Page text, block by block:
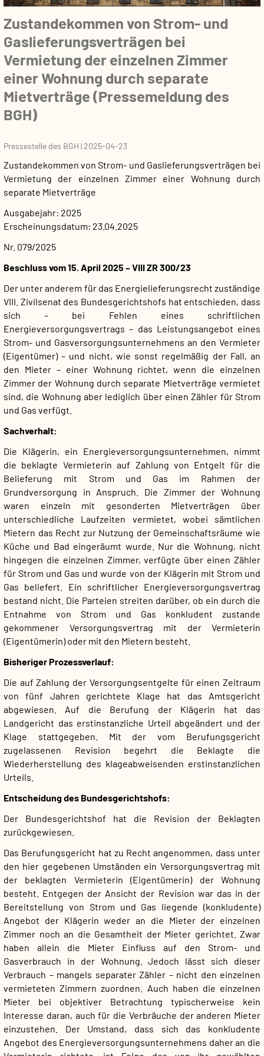
Zustandekommen von Strom- und
Gaslieferungsverträgen bei
Vermietung der einzelnen Zimmer
einer Wohnung durch separate
Mietverträge (Pressemeldung des
BGH)
Pressestelle des BGH |2025-04-23
Zustandekommen von Strom- und Gaslieferungsverträgen bei
Vermietung der einzelnen Zimmer einer Wohnung durch
separate Mietverträge
Ausgabejahr 2025
Erscheinungsdatum 23.04.2025
Nr. 079/2025
Beschluss vom 15. April 2025 – VIII ZR 300/23
Der unter anderem für das Energielieferungsrecht zuständige
VIII. Zivilsenat des Bundesgerichtshofs hat entschieden, dass
sich – bei Fehlen eines schriftlichen
Energieversorgungsvertrags – das Leistungsangebot eines
Strom- und Gasversorgungsunternehmens an den Vermieter
(Eigentümer) – und nicht, wie sonst regelmäßig der Fall, an
den Mieter – einer Wohnung richtet, wenn die einzelnen
Zimmer der Wohnung durch separate Mietverträge vermietet
sind, die Wohnung aber lediglich über einen Zähler für Strom
und Gas verfügt.
Sachverhalt:
Die Klägerin, ein Energieversorgungsunternehmen, nimmt
die beklagte Vermieterin auf Zahlung von Entgelt für die
Belieferung mit Strom und Gas im Rahmen der
Grundversorgung in Anspruch. Die Zimmer der Wohnung
waren einzeln mit gesonderten Mietverträgen über
unterschiedliche Laufzeiten vermietet, wobei sämtlichen
Mietern das Recht zur Nutzung der Gemeinschaftsräume wie
Küche und Bad eingeräumt wurde. Nur die Wohnung, nicht
hingegen die einzelnen Zimmer, verfügte über einen Zähler
für Strom und Gas und wurde von der Klägerin mit Strom und
Gas beliefert. Ein schriftlicher Energieversorgungsvertrag
bestand nicht. Die Parteien streiten darüber, ob ein durch die
Entnahme von Strom und Gas konkludent zustande
gekommener Versorgungsvertrag mit der Vermieterin
(Eigentümerin) oder mit den Mietern besteht.
Bisheriger Prozessverlauf:
Die auf Zahlung der Versorgungsentgelte für einen Zeitraum
von fünf Jahren gerichtete Klage hat das Amtsgericht
abgewiesen. Auf die Berufung der Klägerin hat das
Landgericht das erstinstanzliche Urteil abgeändert und der
Klage stattgegeben. Mit der vom Berufungsgericht
zugelassenen Revision begehrt die Beklagte die
Wiederherstellung des klageabweisenden erstinstanzlichen
Urteils.
Entscheidung des Bundesgerichtshofs:
Der Bundesgerichtshof hat die Revision der Beklagten
zurückgewiesen.
Das Berufungsgericht hat zu Recht angenommen, dass unter
den hier gegebenen Umständen ein Versorgungsvertrag mit
der beklagten Vermieterin (Eigentümerin) der Wohnung
besteht. Entgegen der Ansicht der Revision war das in der
Bereitstellung von Strom und Gas liegende (konkludente)
Angebot der Klägerin weder an die Mieter der einzelnen
Zimmer noch an die Gesamtheit der Mieter gerichtet. Zwar
haben allein die Mieter Einfluss auf den Strom- und
Gasverbrauch in der Wohnung. Jedoch lässt sich dieser
Verbrauch – mangels separater Zähler – nicht den einzelnen
vermieteten Zimmern zuordnen. Auch haben die einzelnen
Mieter bei objektiver Betrachtung typischerweise kein
Interesse daran, auch für die Verbräuche der anderen Mieter
einzustehen. Der Umstand, dass sich das konkludente
Angebot des Energieversorgungsunternehmens daher an die